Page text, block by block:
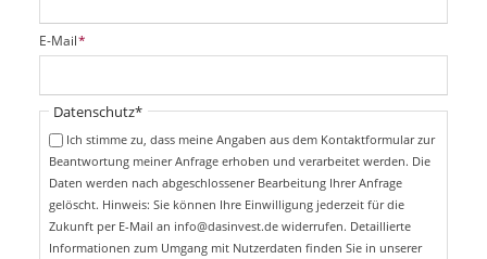
i
c
t
f
P
f
i
E-Mail*
Pflichtfeld
Datenschutz*
Ich stimme zu, dass meine Angaben aus dem Kontaktformular zur
Beantwortung meiner Anfrage erhoben und verarbeitet werden. Die
Daten werden nach abgeschlossener Bearbeitung Ihrer Anfrage
gelöscht. Hinweis: Sie können Ihre Einwilligung jederzeit für die
Zukunft per E-Mail an info@dasinvest.de widerrufen. Detaillierte
Informationen zum Umgang mit Nutzerdaten finden Sie in unserer